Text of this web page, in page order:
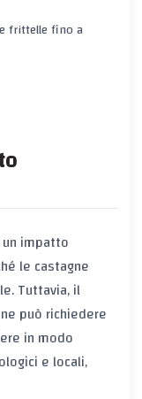
frittelle fino a
impatto
le castagne
Tuttavia, il
può richiedere
in modo
e locali,